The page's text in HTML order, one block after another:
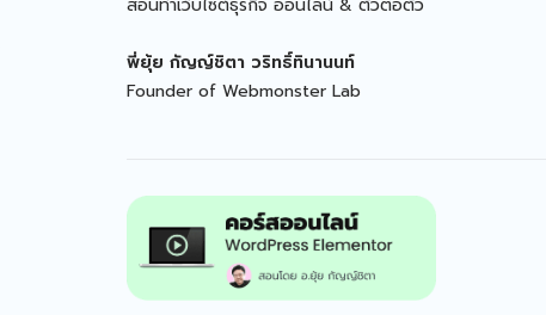
สอนทำเว็บไซต์ธุรกิจ ออนไลน์ & ตัวต่อตัว
พี่ยุ้ย กัญญ์ชิตา วริทธิ์ทินานนท์
Founder of Webmonster Lab